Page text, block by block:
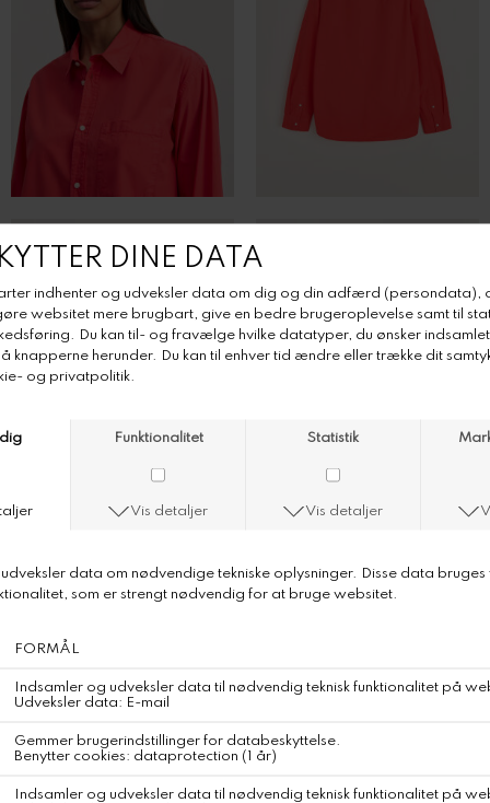
Aiayu Classic Shirt
Kiss
En klassisk skjorte, fremstillet i den fineste økologiske
bomuldspoplin.
Designet med inspiration fra herreskjorter, med en regulær silhuet,
klassiske manchetter, krave og en forlomme, der skaber den